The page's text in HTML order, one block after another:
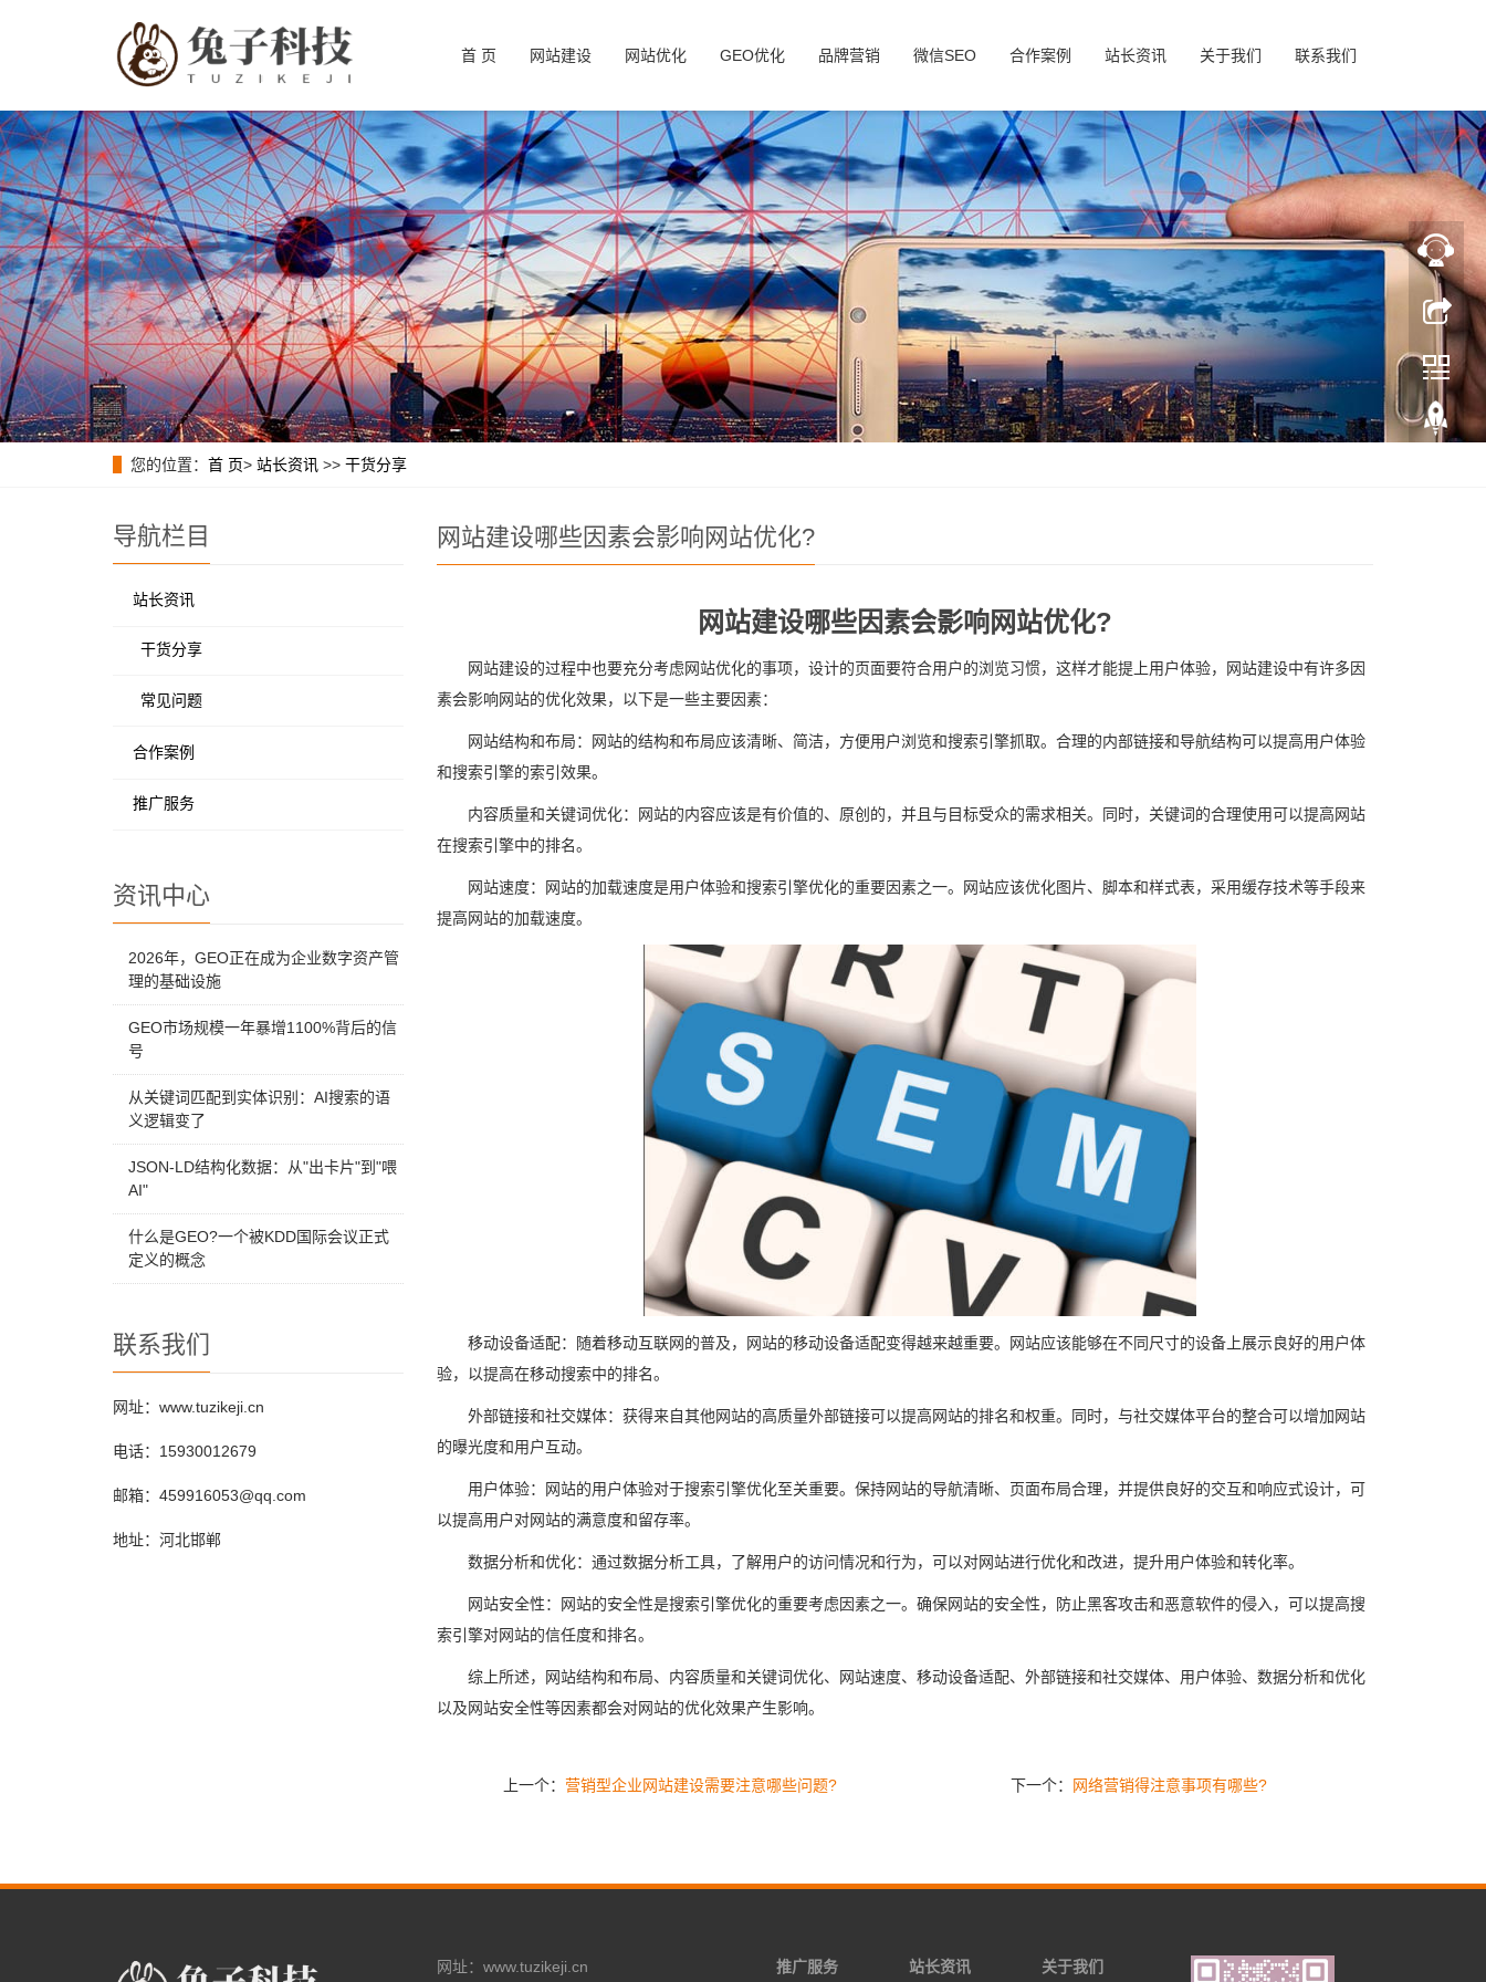
首 页 网站建设 网站优化 GEO优化 品牌营销 微信SEO 合作案例 站长资讯 关于我们 联系我们
您的位置： 首 页> 站长资讯 >> 干货分享
网站建设哪些因素会影响网站优化?
网站建设哪些因素会影响网站优化?
网站建设的过程中也要充分考虑网站优化的事项，设计的页面要符合用户的浏览习惯，这样才能提上用户体验，网站建设中有许多因
素会影响网站的优化效果，以下是一些主要因素：
网站结构和布局：网站的结构和布局应该清晰、简洁，方便用户浏览和搜索引擎抓取。合理的内部链接和导航结构可以提高用户体验
和搜索引擎的索引效果。
内容质量和关键词优化：网站的内容应该是有价值的、原创的，并且与目标受众的需求相关。同时，关键词的合理使用可以提高网站
在搜索引擎中的排名。
网站速度：网站的加载速度是用户体验和搜索引擎优化的重要因素之一。网站应该优化图片、脚本和样式表，采用缓存技术等手段来
提高网站的加载速度。
移动设备适配：随着移动互联网的普及，网站的移动设备适配变得越来越重要。网站应该能够在不同尺寸的设备上展示良好的用户体
验，以提高在移动搜索中的排名。
外部链接和社交媒体：获得来自其他网站的高质量外部链接可以提高网站的排名和权重。同时，与社交媒体平台的整合可以增加网站
的曝光度和用户互动。
用户体验：网站的用户体验对于搜索引擎优化至关重要。保持网站的导航清晰、页面布局合理，并提供良好的交互和响应式设计，可
以提高用户对网站的满意度和留存率。
数据分析和优化：通过数据分析工具，了解用户的访问情况和行为，可以对网站进行优化和改进，提升用户体验和转化率。
网站安全性：网站的安全性是搜索引擎优化的重要考虑因素之一。确保网站的安全性，防止黑客攻击和恶意软件的侵入，可以提高搜
索引擎对网站的信任度和排名。
综上所述，网站结构和布局、内容质量和关键词优化、网站速度、移动设备适配、外部链接和社交媒体、用户体验、数据分析和优化
以及网站安全性等因素都会对网站的优化效果产生影响。
上一个：营销型企业网站建设需要注意哪些问题? 下一个： 网络营销得注意事项有哪些?
导航栏目
站长资讯
干货分享
常见问题
合作案例
推广服务
资讯中心
2026年，GEO正在成为企业数字资产管
理的基础设施
GEO市场规模一年暴增1100%背后的信
号
从关键词匹配到实体识别：AI搜索的语
义逻辑变了
JSON-LD结构化数据：从"出卡片"到"喂
AI"
什么是GEO?一个被KDD国际会议正式
定义的概念
联系我们
网址：www.tuzikeji.cn
电话：15930012679
邮箱：459916053@qq.com
地址：河北邯郸
网址：www.tuzikeji.cn 推广服务 站长资讯 关于我们